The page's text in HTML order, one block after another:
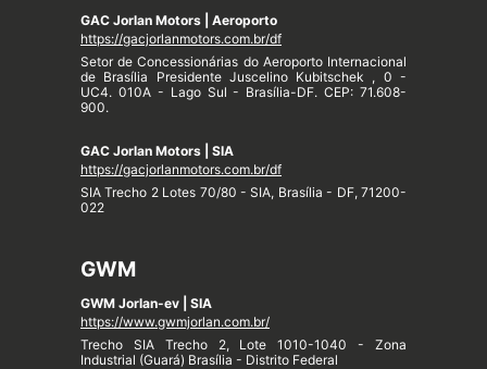
GAC Jorlan Motors | Aeroporto
https://gacjorlanmotors.com.br/df
Setor de Concessionárias do Aeroporto Internacional
de Brasília Presidente Juscelino Kubitschek , 0 -
UC4. 010A - Lago Sul - Brasília-DF. CEP: 71.608-
900.
GAC Jorlan Motors | SIA
https://gacjorlanmotors.com.br/df
SIA Trecho 2 Lotes 70/80 - SIA, Brasília - DF, 71200-
022
GWM
GWM Jorlan-ev | SIA
https://www.gwmjorlan.com.br/
Trecho SIA Trecho 2, Lote 1010-1040 - Zona
Industrial (Guará) Brasília - Distrito Federal